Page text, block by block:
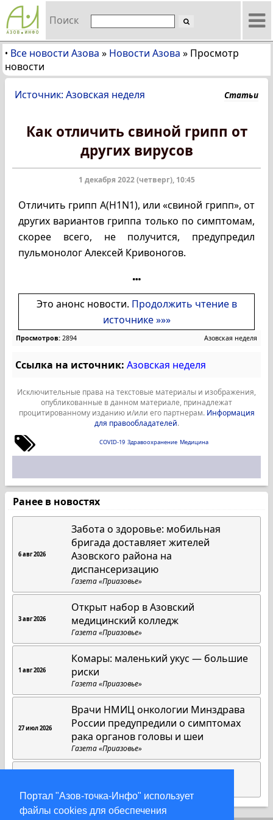
Портал "Азов-точка-Инфо" использует
файлы cookies для обеспечения
Поиск
• Все новости Азова » Новости Азова » Просмотр
новости
Источник: Азовская неделя Статьи
Как отличить свиной грипп от
других вирусов
1 декабря 2022 (четверг), 10:45
Отличить грипп А(H1N1), или «свиной грипп», от
других вариантов гриппа только по симптомам,
скорее всего, не получится, предупредил
пульмонолог Алексей Кривоногов.
Это анонс новости. Продолжить чтение в
источнике »»»
Просмотров: 2894 Азовская неделя
Ссылка на источник: Азовская неделя
Исключительные права на текстовые материалы и изображения,
опубликованные в данном материале, принадлежат
процитированному изданию и/или его партнерам. Информация
для правообладателей.
COVID-19 Здравоохранение Медицина
Ранее в новостях
6 авг 2026
Забота о здоровье: мобильная
бригада доставляет жителей
Азовского района на
диспансеризацию
Газета «Приазовье»
3 авг 2026
Открыт набор в Азовский
медицинский колледж
Газета «Приазовье»
1 авг 2026
Комары: маленький укус — большие
риски
Газета «Приазовье»
27 июл 2026
Врачи НМИЦ онкологии Минздрава
России предупредили о симптомах
рака органов головы и шеи
Газета «Приазовье»